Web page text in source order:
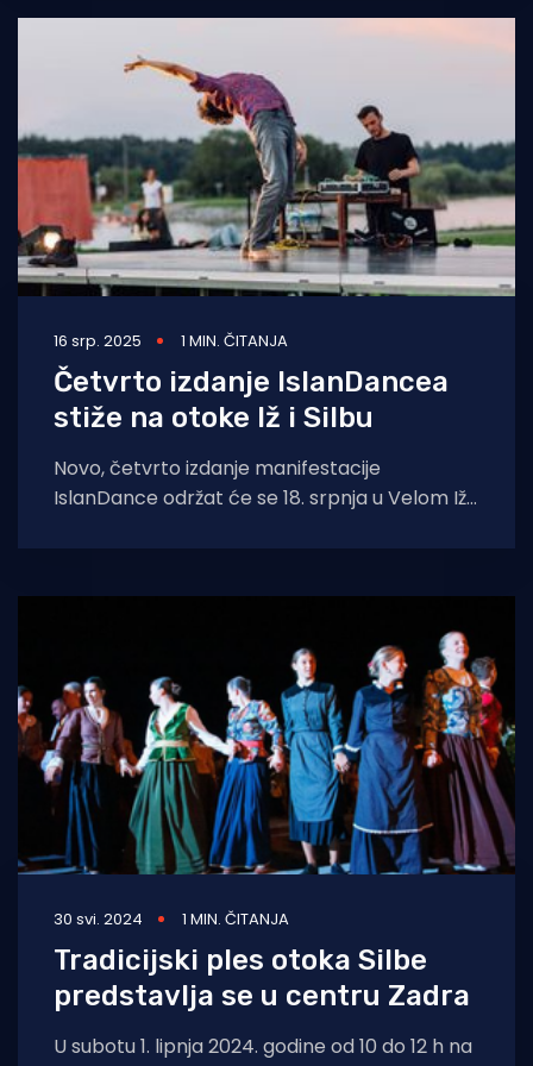
16 srp. 2025 1 MIN. ČITANJA
Četvrto izdanje IslanDancea
stiže na otoke Iž i Silbu
Novo, četvrto izdanje manifestacije
IslanDance održat će se 18. srpnja u Velom Ižu
30 svi. 2024 1 MIN. ČITANJA
Tradicijski ples otoka Silbe
predstavlja se u centru Zadra
U subotu 1. lipnja 2024. godine od 10 do 12 h na